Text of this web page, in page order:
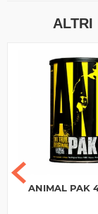
ALTRI
ANIMAL PAK